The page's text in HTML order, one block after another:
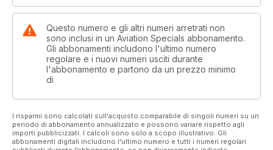
Questo numero e gli altri numeri arretrati non
sono inclusi in un Aviation Specials abbonamento.
Gli abbonamenti includono l'ultimo numero
regolare e i nuovi numeri usciti durante
l'abbonamento e partono da un prezzo minimo
di
I risparmi sono calcolati sull'acquisto comparabile di singoli numeri su un
periodo di abbonamento annualizzato e possono variare rispetto agli
importi pubblicizzati. I calcoli sono solo a scopo illustrativo. Gli
abbonamenti digitali includono l'ultimo numero e tutti i numeri regolari